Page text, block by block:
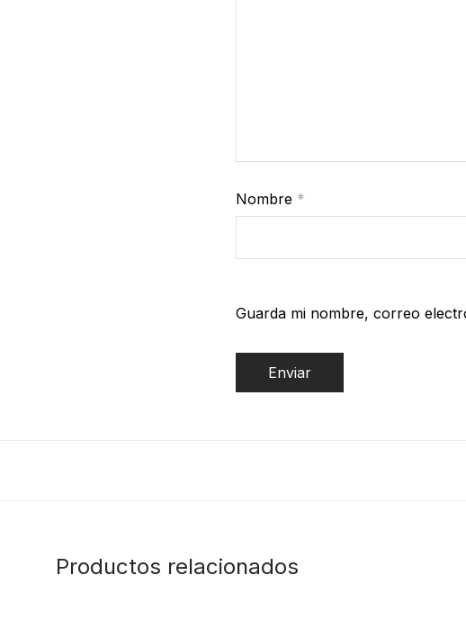
Nombre *
Guarda mi nombre, correo
Productos relacionados